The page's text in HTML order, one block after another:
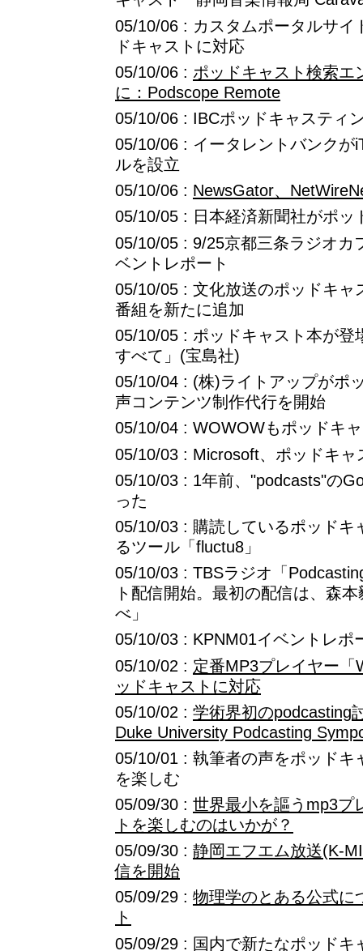
05/10/06 : カスタムポータルサイ
ドキャストに対応
05/10/06 : ポッドキャスト検索エ
に：Podscope Remote
05/10/06 : IBCポッドキャスティ
05/10/06 : イータレントバンクが
ルを設立
05/10/06 : NewsGator、
05/10/05 : 日本経済新聞社がポッ
05/10/05 : 9/25京都三条ラジオカ
ベントレポート
05/10/05 : 文化放送のポッドキャ
番組を新たに追加
05/10/05 : ポッドキャスト本が登
すべて」(宝島社)
05/10/04 : (株)ライトアップがポ
声コンテンツ制作代行を開始
05/10/04 : WOWOWもポッドキ
05/10/03 : Microsoft、ポッドキャ
05/10/03 : 1年前、"podcasts"の
った
05/10/03 : 購読しているポッドキ
るツール「fluctu8」
05/10/03 : TBSラジオ「
ト配信開始。最初の配信は、森
べ」
05/10/03 : KPNM01イベントレポ
05/10/02 : 定番MP3プレイヤー「
ッドキャストに対応
05/10/02 : 学術界初のpodcasting
Duke University Podcasting
05/10/01 : 執筆者の声をポッドキ
を楽しむ
05/09/30 : 世界最小を謳うmp3プ
トを楽しむのはいかが？
05/09/30 : 静岡エフエム放送(K-
信を開始
05/09/29 : 物理学のとある公式に
ト
05/09/29 : 国内で新たなポッドキ